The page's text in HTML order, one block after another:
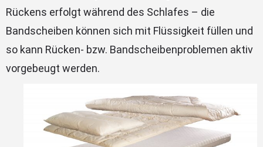
Rückens erfolgt während des Schlafes – die
Bandscheiben können sich mit Flüssigkeit füllen und
so kann Rücken- bzw. Bandscheibenproblemen aktiv
vorgebeugt werden.